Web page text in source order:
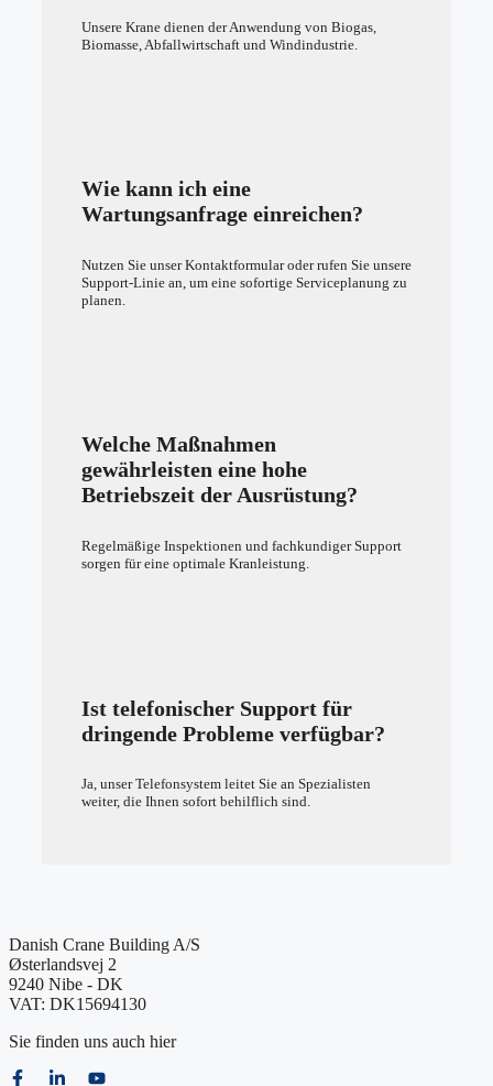
Unsere Krane dienen der Anwendung von Biogas,
Biomasse, Abfallwirtschaft und Windindustrie.
Wie kann ich eine
Wartungsanfrage einreichen?
Nutzen Sie unser Kontaktformular oder rufen Sie unsere
Support-Linie an, um eine sofortige Serviceplanung zu
planen.
Welche Maßnahmen
gewährleisten eine hohe
Betriebszeit der Ausrüstung?
Regelmäßige Inspektionen und fachkundiger Support
sorgen für eine optimale Kranleistung.
Ist telefonischer Support für
dringende Probleme verfügbar?
Ja, unser Telefonsystem leitet Sie an Spezialisten
weiter, die Ihnen sofort behilflich sind.
Danish Crane Building A/S
Østerlandsvej 2
9240 Nibe - DK
VAT: DK15694130
Sie finden uns auch hier